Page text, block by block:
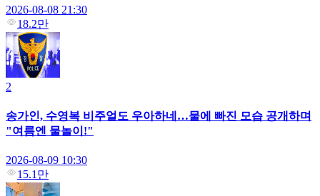
2026-08-08 21:30
18.2만
2
송가인, 수영복 비주얼도 우아하네…물에 빠진 모습 공개하며
"여름엔 물놀이!"
2026-08-09 10:30
15.1만